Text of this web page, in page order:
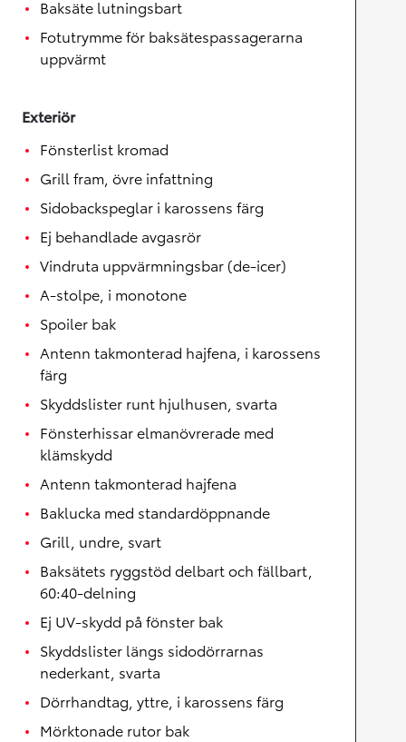
Baksäte lutningsbart
Fotutrymme för baksätespassagerarna
uppvärmt
Exteriör
Fönsterlist kromad
Grill fram, övre infattning
Sidobackspeglar i karossens färg
Ej behandlade avgasrör
Vindruta uppvärmningsbar (de-icer)
A-stolpe, i monotone
Spoiler bak
Antenn takmonterad hajfena, i karossens
färg
Skyddslister runt hjulhusen, svarta
Fönsterhissar elmanövrerade med
klämskydd
Antenn takmonterad hajfena
Baklucka med standardöppnande
Grill, undre, svart
Baksätets ryggstöd delbart och fällbart,
60:40-delning
Ej UV-skydd på fönster bak
Skyddslister längs sidodörrarnas
nederkant, svarta
Dörrhandtag, yttre, i karossens färg
Mörktonade rutor bak